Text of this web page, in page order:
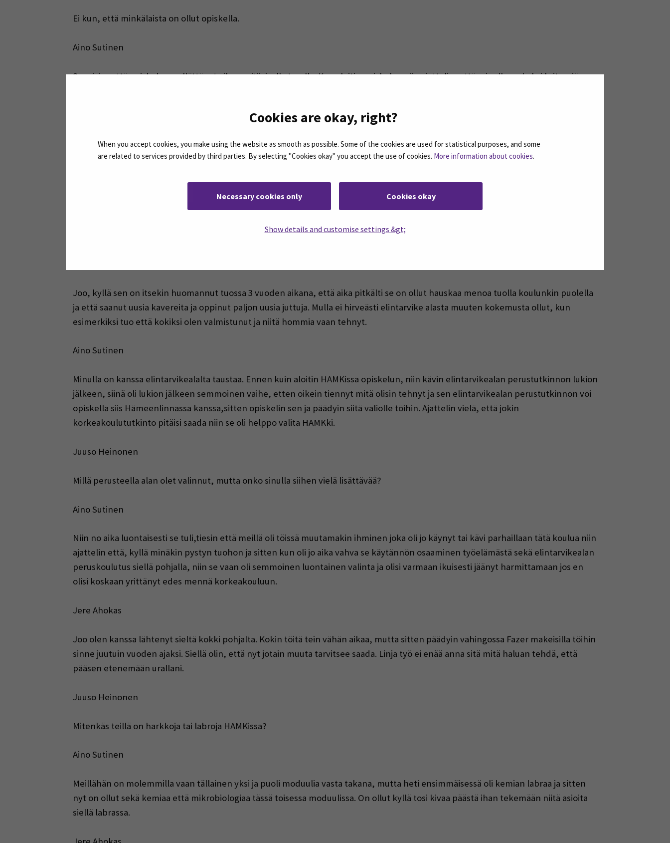
Cookies are okay, right?
When you accept cookies, you make using the website as smooth as possible. Some of the cookies are used for statistical purposes, and some
are related to services provided by third parties. By selecting "Cookies okay" you accept the use of cookies. More information about cookies.
Necessary cookies only Cookies okay
Show details and customise settings &gt;
Ei kun, että minkälaista on ollut opiskella.
Aino Sutinen
Sanoisin, että opiskelu on yllättänyt aika positiivisella tavalla. Kun aloitin opiskelun niin ajattelin, että minulla on kaksi kriteeriä
on tosi paljon käytännön töitä ja ollaan labrassa ja tehdään vaikka elintarvikkeita ja ihan käytännönläheistä hommaa. Sitten
vaihtoehtoja on hirveän monia, mitä tulee sitten töihin opiskeluiden jälkeen.
Joo, kyllä sen on itsekin huomannut tuossa 3 vuoden aikana, että aika pitkälti se on ollut hauskaa menoa tuolla koulunkin puolella
ja että saanut uusia kavereita ja oppinut paljon uusia juttuja. Mulla ei hirveästi elintarvike alasta muuten kokemusta ollut, kun
esimerkiksi tuo että kokiksi olen valmistunut ja niitä hommia vaan tehnyt.
Aino Sutinen
Minulla on kanssa elintarvikealalta taustaa. Ennen kuin aloitin HAMKissa opiskelun, niin kävin elintarvikealan perustutkinnon lukion
jälkeen, siinä oli lukion jälkeen semmoinen vaihe, etten oikein tiennyt mitä olisin tehnyt ja sen elintarvikealan perustutkinnon voi
opiskella siis Hämeenlinnassa kanssa,sitten opiskelin sen ja päädyin siitä valiolle töihin. Ajattelin vielä, että jokin
korkeakoulututkinto pitäisi saada niin se oli helppo valita HAMKki.
Juuso Heinonen
Millä perusteella alan olet valinnut, mutta onko sinulla siihen vielä lisättävää?
Aino Sutinen
Niin no aika luontaisesti se tuli,tiesin että meillä oli töissä muutamakin ihminen joka oli jo käynyt tai kävi parhaillaan tätä koulua niin
ajattelin että, kyllä minäkin pystyn tuohon ja sitten kun oli jo aika vahva se käytännön osaaminen työelämästä sekä elintarvikealan
peruskoulutus siellä pohjalla, niin se vaan oli semmoinen luontainen valinta ja olisi varmaan ikuisesti jäänyt harmittamaan jos en
olisi koskaan yrittänyt edes mennä korkeakouluun.
Jere Ahokas
Joo olen kanssa lähtenyt sieltä kokki pohjalta. Kokin töitä tein vähän aikaa, mutta sitten päädyin vahingossa Fazer makeisilla töihin
sinne juutuin vuoden ajaksi. Siellä olin, että nyt jotain muuta tarvitsee saada. Linja työ ei enää anna sitä mitä haluan tehdä, että
pääsen etenemään urallani.
Juuso Heinonen
Mitenkäs teillä on harkkoja tai labroja HAMKissa?
Aino Sutinen
Meillähän on molemmilla vaan tällainen yksi ja puoli moduulia vasta takana, mutta heti ensimmäisessä oli kemian labraa ja sitten
nyt on ollut sekä kemiaa että mikrobiologiaa tässä toisessa moduulissa. On ollut kyllä tosi kivaa päästä ihan tekemään niitä asioita
siellä labrassa.